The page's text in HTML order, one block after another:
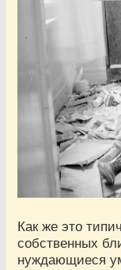
Как же это
собственных
нуждающиеся